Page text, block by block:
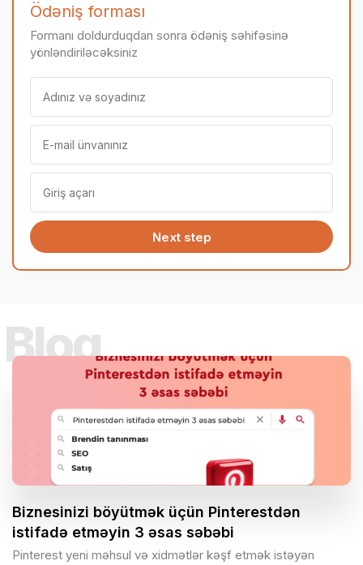
Ödəniş forması
Formanı doldurduqdan sonra ödəniş səhifəsinə
yönləndiriləcəksiniz
Next step
Bloq
Biznesinizi böyütmək üçün Pinterestdən
istifadə etməyin 3 əsas səbəbi
Pinterest yeni məhsul və xidmətlər kəşf etmək istəyən